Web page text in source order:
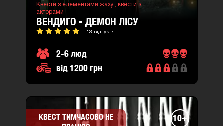
Квести з елементами жаху , квести з
акторами
ВЕНДИГО - ДЕМОН ЛІСУ
13 відгуків
2-6 люд
від 1200 грн
КВЕСТ ТИМЧАСОВО НЕ
10+